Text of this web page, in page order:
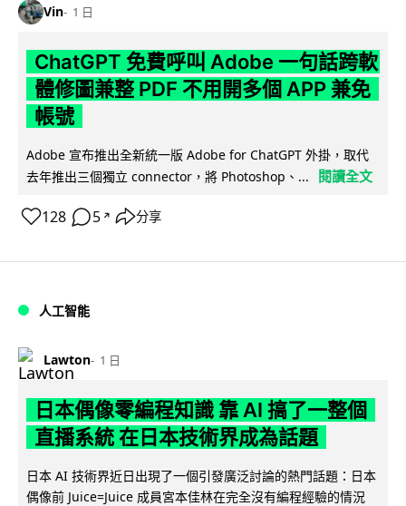
Vin 1 日
ChatGPT 免費呼叫 Adobe 一句話跨軟
體修圖兼整 PDF 不用開多個 APP 兼免
帳號
Adobe 宣布推出全新統一版 Adobe for ChatGPT 外掛，取代
去年推出三個獨立 connector，將 Photoshop、...
閱讀全文
128 5 ↗ 分享
人工智能
Lawton 1 日
日本偶像零編程知識 靠 AI 搞了一整個
直播系統 在日本技術界成為話題
日本 AI 技術界近日出現了一個引發廣泛討論的熱門話題：日本
偶像前 Juice=Juice 成員宮本佳林在完全沒有編程經驗的情況